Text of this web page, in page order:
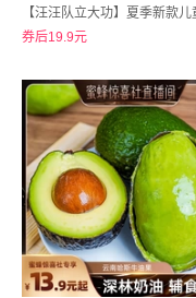
券后19.9元